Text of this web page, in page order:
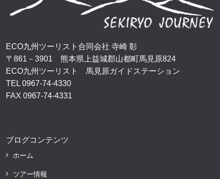
ECO九州ツーリスト合同会社 寺崎 彰
〒861－3901 熊本県上益城郡山都町馬見原824
ECO九州ツーリスト 馬見原ガイドステーション
TEL 0967-74-4330
FAX 0967-74-4331
ブログコンテンツ
ホーム
ツアー情報